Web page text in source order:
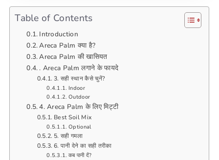
Table of Contents
Introduction
Areca Palm क्या है?
Areca Palm की खासियत
. Areca Palm लगाने के फायदे
3. सही स्थान कैसे चुनें?
Indoor
Outdoor
4. Areca Palm के लिए मिट्टी
Best Soil Mix
Optional
5. सही गमला
6. पानी देने का सही तरीका
कब पानी दें?